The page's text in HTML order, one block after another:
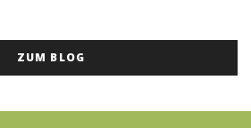
ZUM BLOG